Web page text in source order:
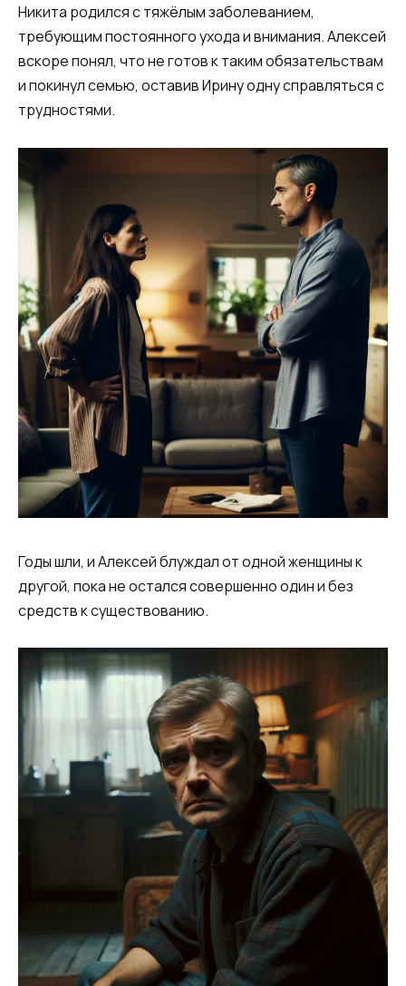
Никита родился с тяжёлым заболеванием,
требующим постоянного ухода и внимания. Алексей
вскоре понял, что не готов к таким обязательствам
и покинул семью, оставив Ирину одну справляться с
трудностями.
Годы шли, и Алексей блуждал от одной женщины к
другой, пока не остался совершенно один и без
средств к существованию.